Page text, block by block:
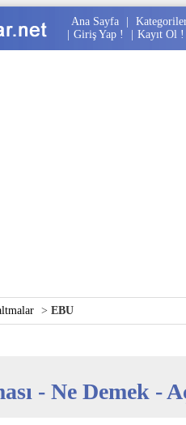
Ana Sayfa
Giriş Yap ! Kayıt Ol !
> EBU
- Ne Demek -